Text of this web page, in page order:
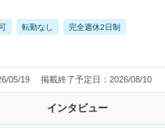
転勤なし 完全週休2日制
05/19 掲載終了予定日：2026/08/10
インタビュー